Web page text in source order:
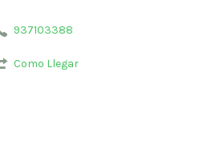
937103388
Como Llegar